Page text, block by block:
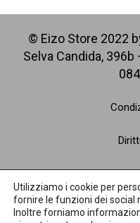
© Eizo Store 2022
Selva Candida, 396b
Utilizziamo i cookie per
fornire le funzioni dei social
Inoltre forniamo